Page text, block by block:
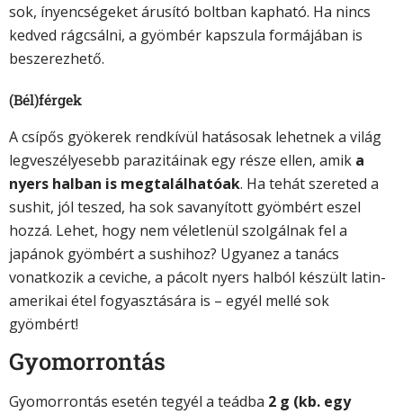
sok, ínyencségeket árusító boltban kapható. Ha nincs
kedved rágcsálni, a gyömbér kapszula formájában is
beszerezhető.
(Bél)férgek
A csípős gyökerek rendkívül hatásosak lehetnek a világ
legveszélyesebb parazitáinak egy része ellen, amik a
nyers halban is megtalálhatóak. Ha tehát szereted a
sushit, jól teszed, ha sok savanyított gyömbért eszel
hozzá. Lehet, hogy nem véletlenül szolgálnak fel a
japánok gyömbért a sushihoz? Ugyanez a tanács
vonatkozik a ceviche, a pácolt nyers halból készült latin-
amerikai étel fogyasztására is – egyél mellé sok
gyömbért!
Gyomorrontás
Gyomorrontás esetén tegyél a teádba 2 g (kb. egy